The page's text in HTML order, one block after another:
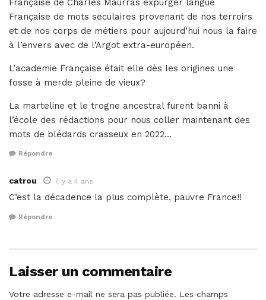
Française de Charles Maurras expurger langue
Française de mots seculaires provenant de nos terroirs
et de nos corps de métiers pour aujourd’hui nous la faire
à l’envers avec de l’Argot extra-européen.
L’academie Française était elle dès les origines une
fosse à merde pleine de vieux?
La marteline et le trogne ancestral furent banni à
l’école des rédactions pour nous coller maintenant des
mots de blédards crasseux en 2022…
Répondre
catrou il y a 4 ans
C’est la décadence la plus complète, pauvre France!!
Répondre
Laisser un commentaire
Votre adresse e-mail ne sera pas publiée. Les champs